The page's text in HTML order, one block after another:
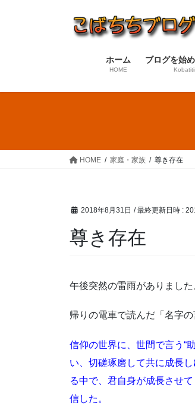
ス
ン
ホーム
HOME
ブログを始
HOME 家庭・家族 尊き存在
2018年8月31日 / 最終更新日時 :
尊き存在
午後突然の雷雨がありまし
帰りの電車で読んだ「名字
信仰の世界に、世間で言う“
い、切磋琢磨して共に成長
る中で、君自身が成長させ
信した。